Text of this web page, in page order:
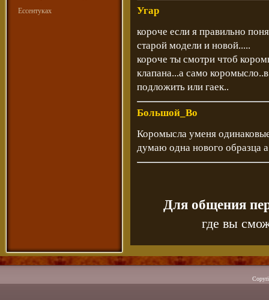
Ессентуках
Угар
короче если я правильно
старой модели и новой.....
короче ты смотри чтоб
клапана...а само
подложить или гаек..
Большой_Во
Коромысла уменя
думаю одна нового образца а
Для общения
где вы